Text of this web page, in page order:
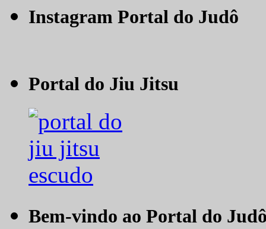
Instagram Portal do Judô
Portal do Jiu Jitsu
Bem-vindo ao Portal do